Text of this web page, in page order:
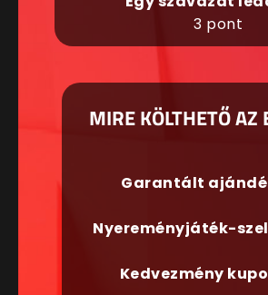
3 pont
MIRE KÖLTHETŐ AZ
Garantált
Nyereményjáték-
Kedvezmény